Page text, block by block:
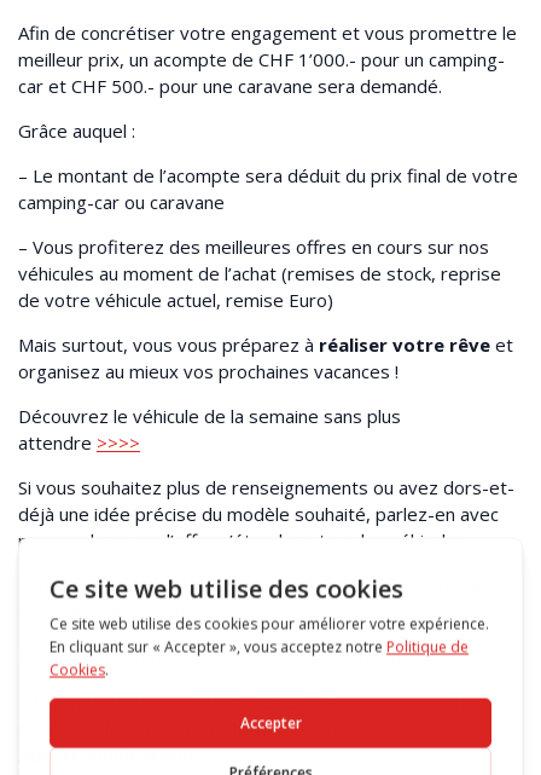
Afin de concrétiser votre engagement et vous promettre le
meilleur prix, un acompte de CHF 1’000.- pour un camping-
car et CHF 500.- pour une caravane sera demandé.
Grâce auquel :
– Le montant de l’acompte sera déduit du prix final de votre
camping-car ou caravane
– Vous profiterez des meilleures offres en cours sur nos
véhicules au moment de l’achat (remises de stock, reprise
de votre véhicule actuel, remise Euro)
Mais surtout, vous vous préparez à réaliser votre rêve et
organisez au mieux vos prochaines vacances !
Découvrez le véhicule de la semaine sans plus
attendre >>>>
Si vous souhaitez plus de renseignements ou avez dors-et-
déjà une idée précise du modèle souhaité, parlez-en avec
nos vendeurs car l’offre s’étend sur tous les véhicules.
Contactez-les par téléphone au 021 731 91 91 ou par e-
mailbwinfo@bantam.ch
Laissez-vous tenter par cette offre exceptionnelle !>>>>
Offre valable jusqu’au 10 mai 2020. Le choix du modèle
pourra se faire jusqu’au 11 juillet 2020.
Autres publications